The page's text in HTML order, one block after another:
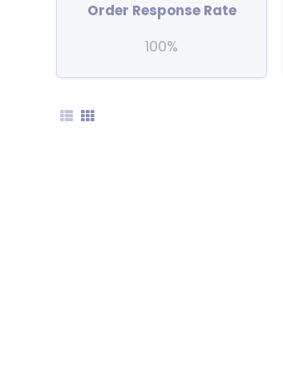
Order Response Rate
100%